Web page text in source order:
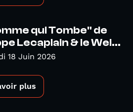
qui Tombe" de
Lecaplain & le Wel...
18 Juin 2026
plus